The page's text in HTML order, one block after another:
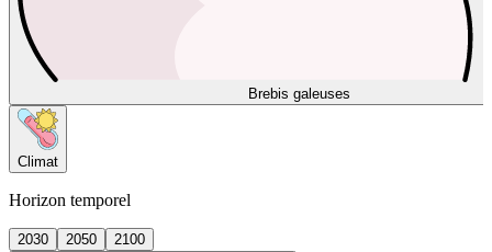
Brebis galeuses
Climat
Horizon temporel
2030 2050
2100